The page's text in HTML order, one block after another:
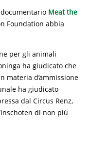
Meat the
Foundation abbia
per gli animali
ha giudicato che
materia d’ammissione
ha giudicato
dal Circus Renz,
di non più